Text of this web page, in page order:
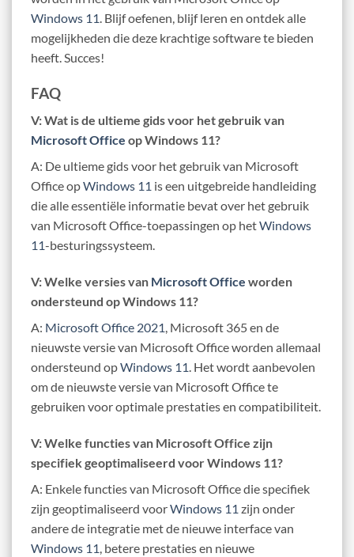
Windows 11. Blijf oefenen, blijf leren en ontdek alle
mogelijkheden die deze krachtige software te bieden
heeft. Succes!
FAQ
V: Wat is de ultieme gids voor het gebruik van
Microsoft Office op Windows 11?
A: De ultieme gids voor het gebruik van Microsoft
Office opWindows 11 is een uitgebreide handleiding
die alle essentiële informatie bevat over het gebruik
van Microsoft Office-toepassingen op hetWindows
11-besturingssysteem.
V: Welke versies van Microsoft Office worden
ondersteund op Windows 11?
A: Microsoft Office 2021, Microsoft 365 en de
nieuwste versie van Microsoft Office worden allemaal
ondersteund opWindows 11. Het wordt aanbevolen
om de nieuwste versie van Microsoft Office te
gebruiken voor optimale prestaties en compatibiliteit.
V: Welke functies van Microsoft Office zijn
specifiek geoptimaliseerd voor Windows 11?
A: Enkele functies van Microsoft Office die specifiek
zijn geoptimaliseerd voorWindows 11 zijn onder
andere de integratie met de nieuwe interface van
Windows 11, betere prestaties en nieuwe